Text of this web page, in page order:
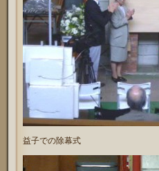
益子での除幕式